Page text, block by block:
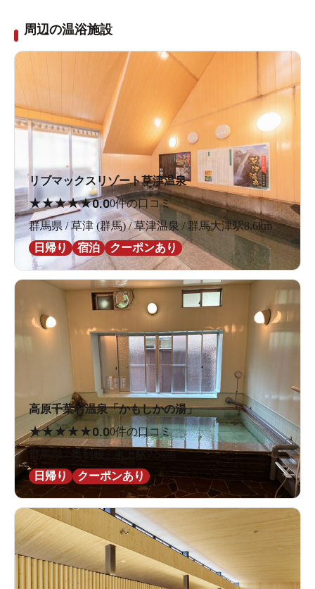
周辺の温浴施設
リブマックスリゾート草津温泉
★★★★★0.00件の口コミ
群馬県 / 草津 (群馬) / 草津温泉 / 群馬大津駅8.6km
日帰り
宿泊 クーポンあり
高原千葉村温泉「かもしかの湯」
★★★★ ★0.00件の口コミ
群馬県 / 奥利根 / 水上駅7.5km
日帰り
クーポンあり